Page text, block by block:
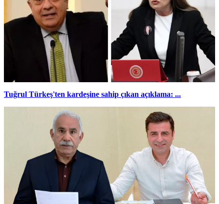
Tuğrul Türkeş'ten kardeşine sahip çıkan açıklama: ...